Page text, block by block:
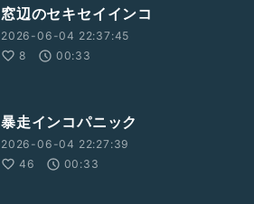
窓辺のセキセイインコ
2026-06-04 22:37:45
8
00:33
暴走インコパニック
2026-06-04 22:27:39
46
00:33